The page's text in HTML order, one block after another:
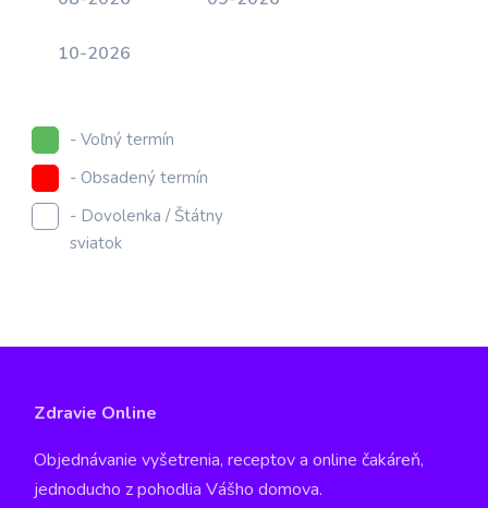
10-2026
- Voľný termín
- Obsadený termín
- Dovolenka / Štátny
sviatok
Zdravie Online
Objednávanie vyšetrenia, receptov a online čakáreň,
jednoducho z pohodlia Vášho domova.